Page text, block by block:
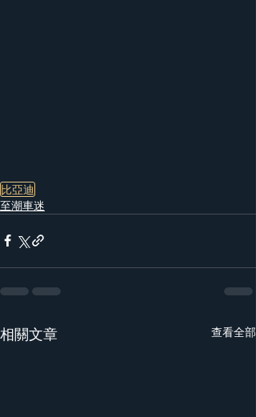
比亞迪
至潮車迷
相關文章 查看全部